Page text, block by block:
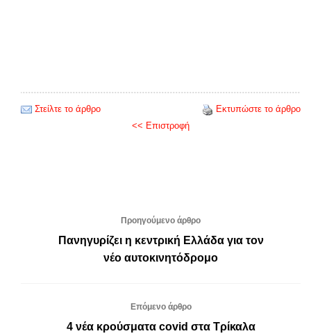
Στείλτε το άρθρο
Εκτυπώστε το άρθρο
<< Επιστροφή
Προηγούμενο άρθρο
Πανηγυρίζει η κεντρική Ελλάδα για τον
νέο αυτοκινητόδρομο
Επόμενο άρθρο
4 νέα κρούσματα covid στα Τρίκαλα